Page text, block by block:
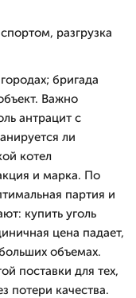
разгрузка
бригада
Важно
антрацит с
ли
котел
и марка. По
партия и
купить уголь
цена падает,
объемах.
поставки для тех,
потери качества.